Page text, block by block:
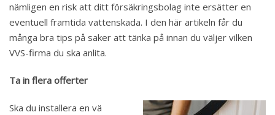
nämligen en risk att ditt försäkringsbolag inte ersätter en
eventuell framtida vattenskada. I den här artikeln får du
många bra tips på saker att tänka på innan du väljer vilken
VVS-firma du ska anlita.
Ta in flera offerter
Ska du installera en vä